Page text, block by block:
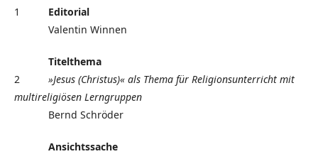
1 Editorial
Valentin Winnen
Titelthema
2 »Jesus (Christus)« als Thema für Religionsunterricht mit
multireligiösen Lerngruppen
Bernd Schröder
Ansichtssache